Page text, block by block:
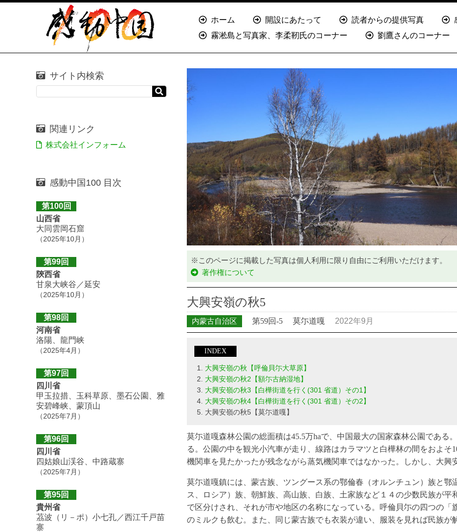
ホーム 開設にあたって 読者からの提供写真
霧淞島と写真家、李柔靭氏のコーナー
劉鷹さんのコーナー
※このページに掲載した写真は個人利用に限り自由にご利用いただけます。
著作権について
大興安嶺の秋5
内蒙古自治区 第59回-5 莫尓道嘎 2022年9月
INDEX
大興安嶺の秋【呼倫貝尓大草原】
大興安嶺の秋2【額尓古納湿地】
大興安嶺の秋3【白樺街道を行く(301 省道）その1】
大興安嶺の秋4【白樺街道を行く(301 省道）その2】
大興安嶺の秋5【莫尓道嘎】
莫尓道嘎森林公園の総面積は45.5万haで、中国最大の国家森林公園である
る。公園の中を観光小汽車が走り、線路はカラマツと白樺林の間をおよ
機関車を見たかったが残念ながら蒸気機関車ではなかった。しかし、大興
莫尓道嘎鎮には、蒙古族、ツングース系の鄂倫春（オルンチュン）族と鄂
ス、ロシア）族、朝鮮族、高山族、白族、土家族など１４の少数民族が平
で区分けされ、それが市や地区の名称になっている。呼倫貝尓の四つの
のミルクも飲む。また、同じ蒙古族でも衣装が違い、服装を見れば民族が
サイト内検索
関連リンク
株式会社インフォーム
感動中国100 目次
第100回
山西省
大同雲岡石窟
（2025年10月）
第99回
陝西省
甘泉大峡谷／延安
（2025年10月）
第98回
河南省
洛陽、龍門峡
（2025年4月）
第97回
四川省
甲玉拉措、玉科草原、墨石公園、雅
安碧峰峡、蒙頂山
（2025年7月）
第96回
四川省
四姑娘山渓谷、中路蔵寨
（2025年7月）
第95回
貴州省
茘波（リ－ポ）小七孔／西江千戸苗
寨